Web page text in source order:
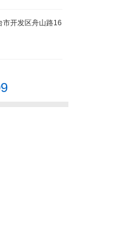
市开发区舟山路16